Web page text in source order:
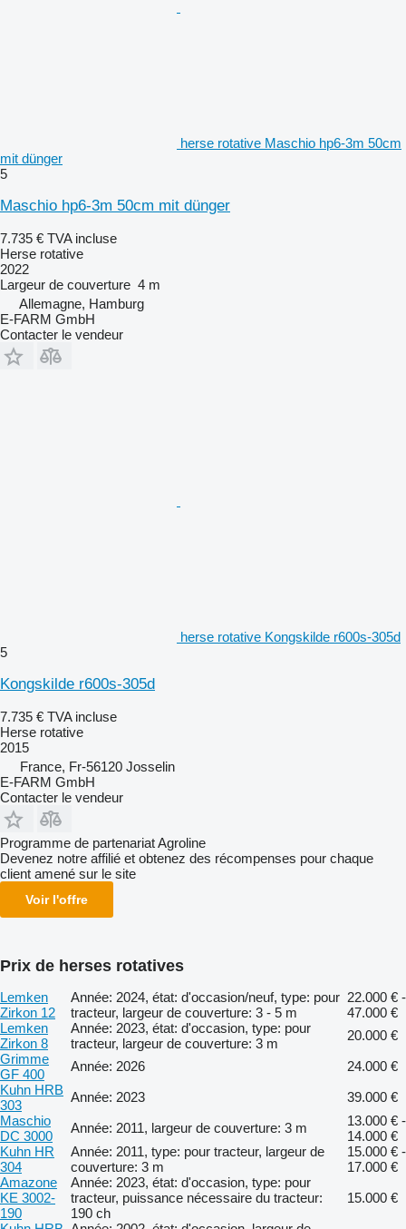
herse rotative Maschio hp6-3m 50cm
mit dünger
5
Maschio hp6-3m 50cm mit dünger
7.735 € TVA incluse
Herse rotative
2022
Largeur de couverture 4 m
Allemagne, Hamburg
E-FARM GmbH
Contacter le vendeur
herse rotative Kongskilde r600s-305d
5
Kongskilde r600s-305d
7.735 € TVA incluse
Herse rotative
2015
France, Fr-56120 Josselin
E-FARM GmbH
Contacter le vendeur
Programme de partenariat Agroline
Devenez notre affilié et obtenez des récompenses pour chaque
client amené sur le site
Voir l'offre
Prix de herses rotatives
Lemken
Zirkon 12
Année: 2024, état: d'occasion/neuf, type: pour
tracteur, largeur de couverture: 3 - 5 m
22.000 € -
47.000 €
Lemken
Zirkon 8
Année: 2023, état: d'occasion, type: pour
tracteur, largeur de couverture: 3 m
20.000 €
Grimme
GF 400
Année: 2026
24.000 €
Kuhn HRB
303
Année: 2023
39.000 €
Maschio
DC 3000
Année: 2011, largeur de couverture: 3 m
13.000 € -
14.000 €
Kuhn HR
304
Année: 2011, type: pour tracteur, largeur de
couverture: 3 m
15.000 € -
17.000 €
Amazone
KE 3002-
190
Année: 2023, état: d'occasion, type: pour
tracteur, puissance nécessaire du tracteur:
190 ch
15.000 €